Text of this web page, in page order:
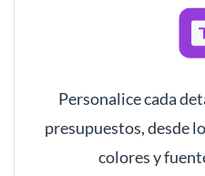
Personalice cada
presupuestos, desde
colores y